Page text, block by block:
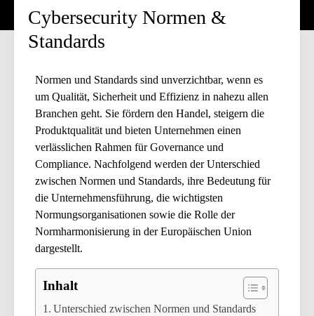
Cybersecurity Normen &
Standards
Normen und Standards sind unverzichtbar, wenn es
um Qualität, Sicherheit und Effizienz in nahezu allen
Branchen geht. Sie fördern den Handel, steigern die
Produktqualität und bieten Unternehmen einen
verlässlichen Rahmen für Governance und
Compliance. Nachfolgend werden der Unterschied
zwischen Normen und Standards, ihre Bedeutung für
die Unternehmensführung, die wichtigsten
Normungsorganisationen sowie die Rolle der
Normharmonisierung in der Europäischen Union
dargestellt.
Inhalt
Unterschied zwischen Normen und Standards